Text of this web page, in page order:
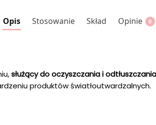
Opis Stosowanie Skład Opinie 0
służący do oczyszczania i
produktów światłoutwardzalnych.